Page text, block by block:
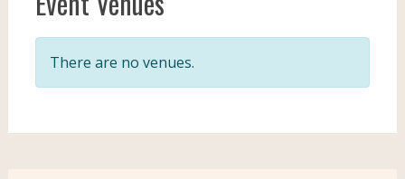
There are no venues.